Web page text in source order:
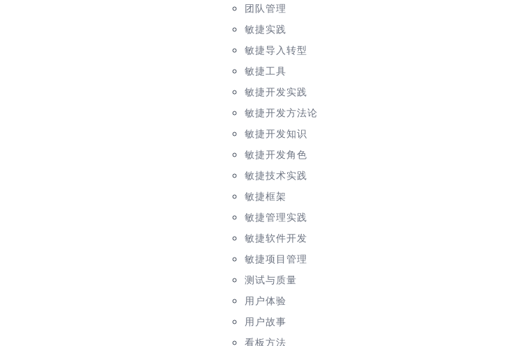
团队管理
敏捷实践
敏捷导入转型
敏捷工具
敏捷开发实践
敏捷开发方法论
敏捷开发知识
敏捷开发角色
敏捷技术实践
敏捷框架
敏捷管理实践
敏捷软件开发
敏捷项目管理
测试与质量
用户体验
用户故事
看板方法